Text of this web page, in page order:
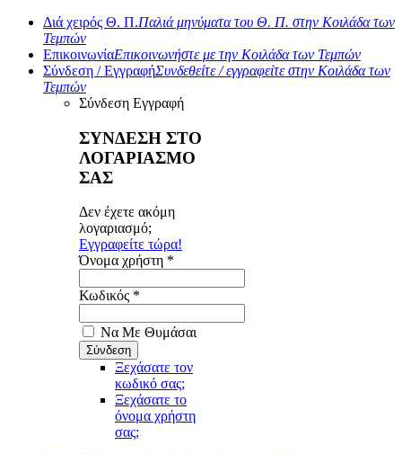
Διά χειρός Θ. Π.Παλιά μηνύματα του Θ. Π. στην Κοιλάδα των
Τεμπών
ΕπικοινωνίαΕπικοινωνήστε με την Κοιλάδα των Τεμπών
Σύνδεση / ΕγγραφήΣυνδεθείτε / εγγραφείτε στην Κοιλάδα των
Τεμπών
Σύνδεση Εγγραφή
ΣΥΝΔΕΣΗ ΣΤΟ
ΛΟΓΑΡΙΑΣΜΟ
ΣΑΣ
Δεν έχετε ακόμη
λογαριασμό;
Εγγραφείτε τώρα!
Όνομα χρήστη *
Κωδικός *
Να Με Θυμάσαι
Ξεχάσατε τον
κωδικό σας;
Ξεχάσατε το
όνομα χρήστη
σας;